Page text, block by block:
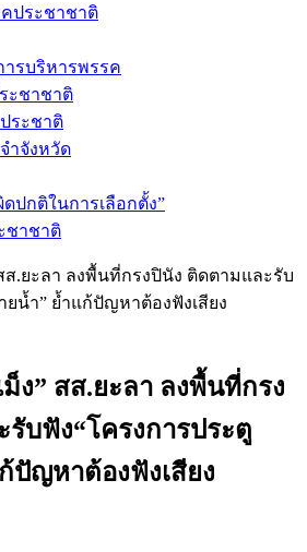
ประชาชาติ
รบริหารพรรค
ะชาชาติ
ระชาติ
ำจังหวัด
ปกติในการเลือกตั้ง”
ชาชาติ
ง” สส.ยะลา ลงพื้นที่กรง
บฟัง“โครงการประตู
ปัญหาต้องฟังเสียง